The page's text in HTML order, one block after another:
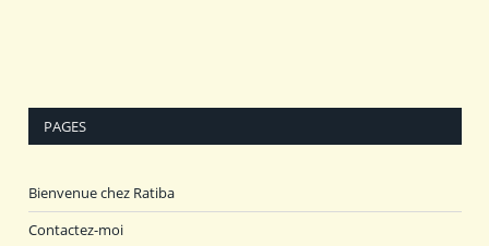
PAGES
Bienvenue chez Ratiba
Contactez-moi